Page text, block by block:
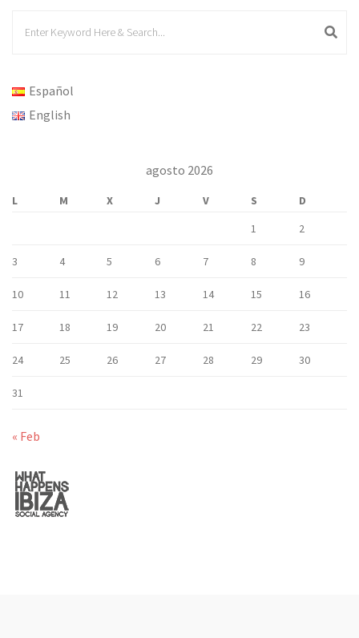
Español
English
agosto 2026
L M X J V S
D
1
2
3 4 5 6 7 8 9
10 11 12 13 14 15 16
17 18 19 20 21 22 23
24 25 26 27 28 29 30
31
« Feb